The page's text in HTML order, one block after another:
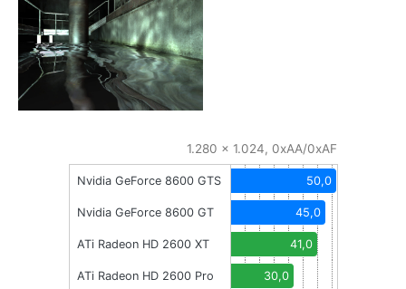
1.280 x 1.024, 0xAA/0xAF
Nvidia GeForce 8600 GTS 50,0
Nvidia GeForce 8600 GT 45,0
ATi Radeon HD 2600 XT 41,0
ATi Radeon HD 2600 Pro 30,0